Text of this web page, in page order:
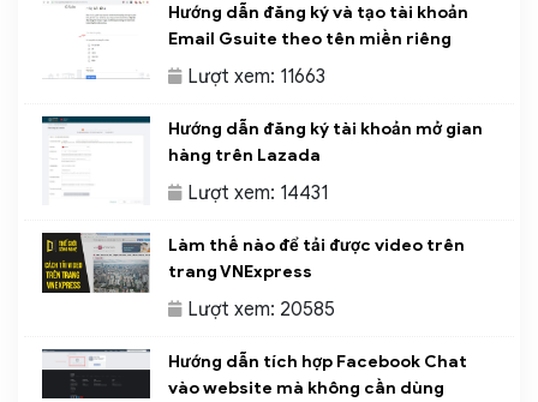
Hướng dẫn đăng ký và tạo tài khoản
Email Gsuite theo tên miền riêng
Lượt xem: 11663
Hướng dẫn đăng ký tài khoản mở gian
hàng trên Lazada
Lượt xem: 14431
Làm thế nào để tải được video trên
trang VNExpress
Lượt xem: 20585
Hướng dẫn tích hợp Facebook Chat
vào website mà không cần dùng